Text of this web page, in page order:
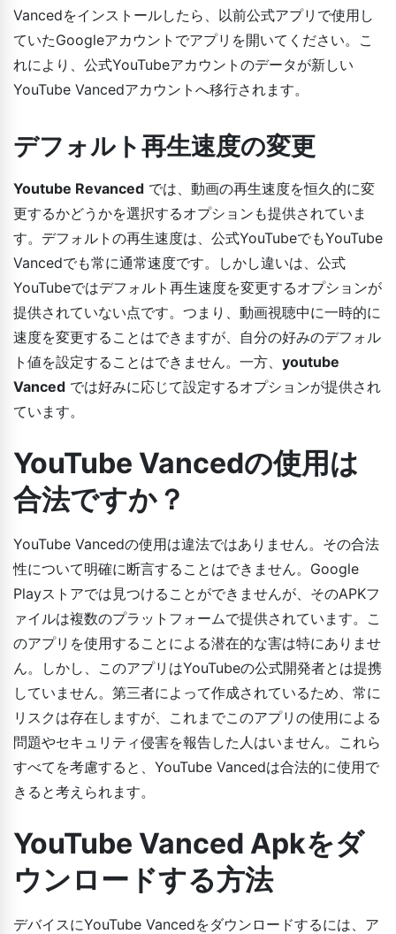
Vancedをインストールしたら、以前公式アプリで使用し
ていたGoogleアカウントでアプリを開いてください。こ
れにより、公式YouTubeアカウントのデータが新しい
YouTube Vancedアカウントへ移行されます。
デフォルト再生速度の変更
Youtube Revanced では、動画の再生速度を恒久的に変
更するかどうかを選択するオプションも提供されていま
す。デフォルトの再生速度は、公式YouTubeでもYouTube
Vancedでも常に通常速度です。しかし違いは、公式
YouTubeではデフォルト再生速度を変更するオプションが
提供されていない点です。つまり、動画視聴中に一時的に
速度を変更することはできますが、自分の好みのデフォル
ト値を設定することはできません。一方、 youtube
Vanced では好みに応じて設定するオプションが提供され
ています。
YouTube Vancedの使用は
合法ですか？
YouTube Vancedの使用は違法ではありません。その合法
性について明確に断言することはできません。Google
Playストアでは見つけることができませんが、そのAPKフ
ァイルは複数のプラットフォームで提供されています。こ
のアプリを使用することによる潜在的な害は特にありませ
ん。しかし、このアプリはYouTubeの公式開発者とは提携
していません。第三者によって作成されているため、常に
リスクは存在しますが、これまでこのアプリの使用による
問題やセキュリティ侵害を報告した人はいません。これら
すべてを考慮すると、YouTube Vancedは合法的に使用で
きると考えられます。
YouTube Vanced Apkをダ
ウンロードする方法
デバイスにYouTube Vancedをダウンロードするには、ア